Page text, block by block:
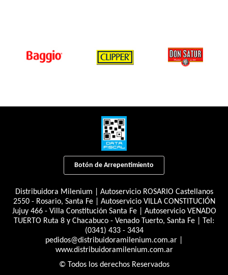
Botón de Arrepentimiento
Distribuidora Milenium | Autoservicio ROSARIO Castellanos
2550 - Rosario, Santa Fe | Autoservicio VILLA CONSTITUCIÓN
Jujuy 466 - Villa Constitución Santa Fe | Autoservicio VENADO
TUERTO Ruta 8 y Chacabuco - Venado Tuerto, Santa Fe | Tel:
(0341) 433 - 3434
pedidos@distribuidoramilenium.com.ar
www.distribuidoramilenium.com.ar
© Todos los derechos Reservados